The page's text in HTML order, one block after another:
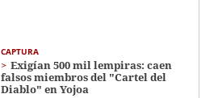
CAPTURA
Exigían 500 mil lempiras: caen
falsos miembros del "Cartel del
Diablo" en Yojoa